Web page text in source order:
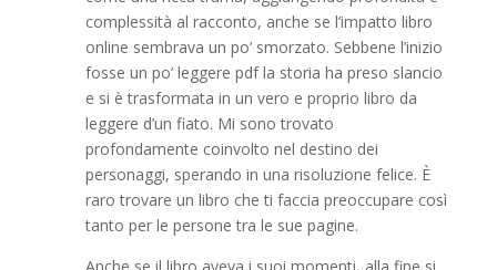
complessità al racconto, anche se l’impatto libro
online sembrava un po’ smorzato. Sebbene l’inizio
fosse un po’ leggere pdf la storia ha preso slancio
e si è trasformata in un vero e proprio libro da
leggere d’un fiato. Mi sono trovato
profondamente coinvolto nel destino dei
personaggi, sperando in una risoluzione felice. È
raro trovare un libro che ti faccia preoccupare così
tanto per le persone tra le sue pagine.